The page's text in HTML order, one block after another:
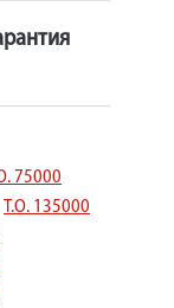
75000
Т.О. 135000